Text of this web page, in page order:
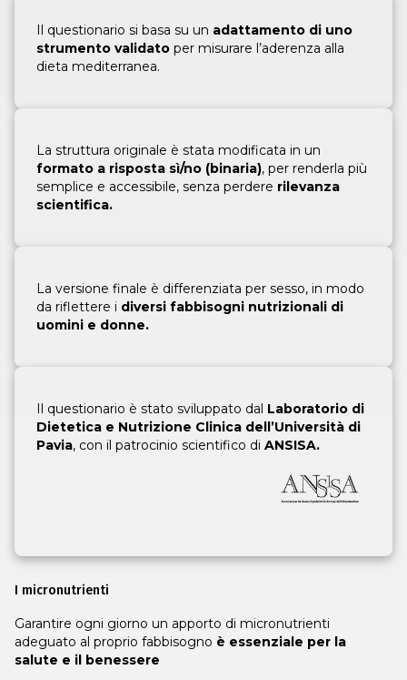
L’obiettivo è offrire uno strumento rapido e
affidabile per individuare possibili situazioni di
rischio legate a un apporto inadeguato di
non ottimali.
Inizia il test
Il questionario si basa su un adattamento di uno
strumento validato per misurare l’aderenza alla
dieta mediterranea.
La struttura originale è stata modificata in un
formato a risposta sì/no (binaria), per renderla più
semplice e accessibile, senza perdere rilevanza
scientifica.
La versione finale è differenziata per sesso, in modo
da riflettere i diversi fabbisogni nutrizionali di
uomini e donne.
Il questionario è stato sviluppato dal Laboratorio di
Dietetica e Nutrizione Clinica dell’Università di
Pavia, con il patrocinio scientifico di ANSISA.
I micronutrienti
Garantire ogni giorno un apporto di micronutrienti
adeguato al proprio fabbisogno è essenziale per la
salute e il benessere